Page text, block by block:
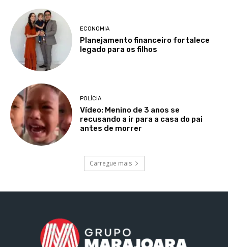
ECONOMIA
Planejamento financeiro fortalece
legado para os filhos
POLÍCIA
Vídeo: Menino de 3 anos se
recusando a ir para a casa do pai
antes de morrer
Carregue mais